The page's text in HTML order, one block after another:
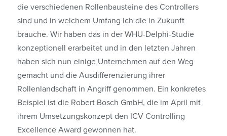
die verschiedenen Rollenbausteine des Controllers
sind und in welchem Umfang ich die in Zukunft
brauche. Wir haben das in der WHU-Delphi-Studie
konzeptionell erarbeitet und in den letzten Jahren
haben sich nun einige Unternehmen auf den Weg
gemacht und die Ausdifferenzierung ihrer
Rollenlandschaft in Angriff genommen. Ein konkretes
Beispiel ist die Robert Bosch GmbH, die im April mit
ihrem Umsetzungskonzept den ICV Controlling
Excellence Award gewonnen hat.